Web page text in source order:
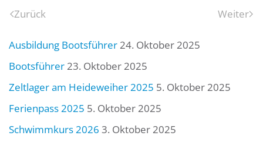
Zurück Weiter
Ausbildung Bootsführer24. Oktober 2025
Bootsführer23. Oktober 2025
Zeltlager am Heideweiher 2025 5. Oktober 2025
Ferienpass 2025 5. Oktober 2025
Schwimmkurs 2026 3. Oktober 2025